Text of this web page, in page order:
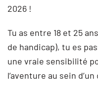
2026 !
Tu as entre 18 et 25
de handicap), tu es
une vraie sensibilité
l’aventure au sein